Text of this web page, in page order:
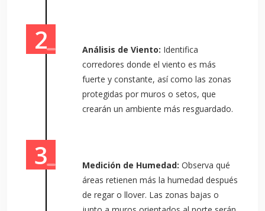
Análisis de Viento: Identifica
corredores donde el viento es más
fuerte y constante, así como las zonas
protegidas por muros o setos, que
crearán un ambiente más resguardado.
Medición de Humedad: Observa qué
áreas retienen más la humedad después
de regar o llover. Las zonas bajas o